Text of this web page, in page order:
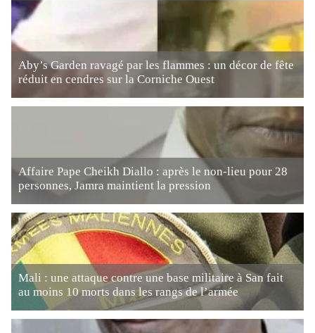
Aby’s Garden ravagé par les flammes : un décor de fête
réduit en cendres sur la Corniche Ouest
Affaire Pape Cheikh Diallo : après le non-lieu pour 28
personnes, Jamra maintient la pression
Mali : une attaque contre une base militaire à San fait
au moins 10 morts dans les rangs de l’armée